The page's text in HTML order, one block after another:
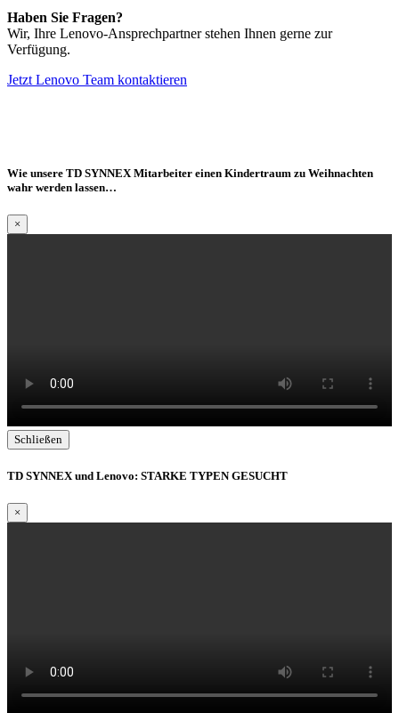
Haben Sie Fragen?
Wir, Ihre Lenovo-Ansprechpartner stehen Ihnen gerne zur
Verfügung.
Jetzt Lenovo Team kontaktieren
Wie unsere TD SYNNEX Mitarbeiter einen Kindertraum zu Weihnachten
wahr werden lassen…
×
Schließen
TD SYNNEX und Lenovo: STARKE TYPEN GESUCHT
×